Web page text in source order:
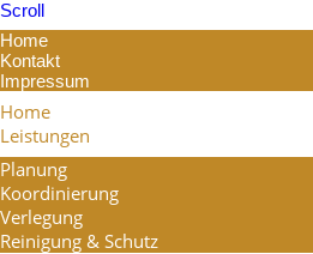
Scroll
Home
Kontakt
Impressum
Home
Leistungen
Planung
Koordinierung
Verlegung
Reinigung & Schutz